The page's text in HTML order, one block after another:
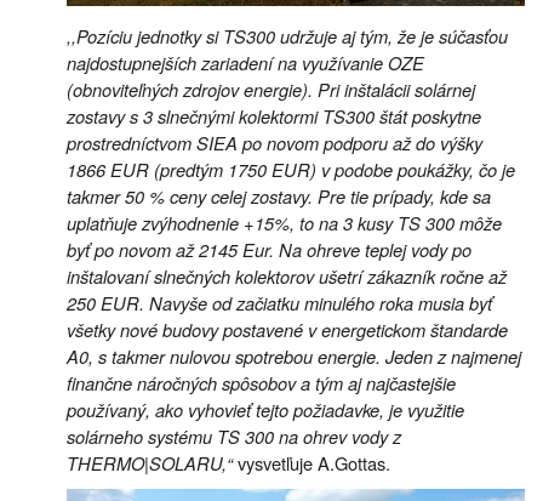
,,Pozíciu jednotky si TS300 udržuje aj tým, že je súčasťou
najdostupnejších zariadení na využívanie OZE
(obnoviteľných zdrojov energie). Pri inštalácii solárnej
zostavy s 3 slnečnými kolektormi TS300 štát poskytne
prostredníctvom SIEA po novom podporu až do výšky
1866 EUR (predtým 1750 EUR) v podobe poukážky, čo je
takmer 50 % ceny celej zostavy. Pre tie prípady, kde sa
uplatňuje zvýhodnenie +15%, to na 3 kusy TS 300 môže
byť po novom až 2145 Eur. Na ohreve teplej vody po
inštalovaní slnečných kolektorov ušetrí zákazník ročne až
250 EUR. Navyše od začiatku minulého roka musia byť
všetky nové budovy postavené v energetickom štandarde
A0, s takmer nulovou spotrebou energie. Jeden z najmenej
finančne náročných spôsobov a tým aj najčastejšie
používaný, ako vyhovieť tejto požiadavke, je využitie
solárneho systému TS 300 na ohrev vody z
THERMO|SOLARU,“vysvetľuje A.Gottas.